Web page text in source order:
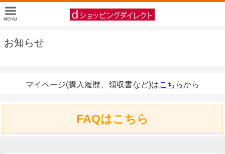
お知らせ
マイページ(購入履歴、領収書など)はこちらから
FAQはこちら